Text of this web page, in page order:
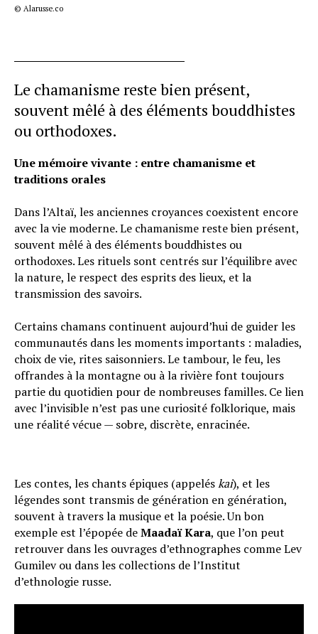
© Alarusse.co
Le chamanisme reste bien présent,
souvent mêlé à des éléments bouddhistes
ou orthodoxes.
Une mémoire vivante : entre chamanisme et
traditions orales
Dans l’Altaï, les anciennes croyances coexistent encore
avec la vie moderne. Le chamanisme reste bien présent,
souvent mêlé à des éléments bouddhistes ou
orthodoxes. Les rituels sont centrés sur l’équilibre avec
la nature, le respect des esprits des lieux, et la
transmission des savoirs.
Certains chamans continuent aujourd’hui de guider les
communautés dans les moments importants : maladies,
choix de vie, rites saisonniers. Le tambour, le feu, les
offrandes à la montagne ou à la rivière font toujours
partie du quotidien pour de nombreuses familles. Ce lien
avec l’invisible n’est pas une curiosité folklorique, mais
une réalité vécue — sobre, discrète, enracinée.
Les contes, les chants épiques (appeléskai), et les
légendes sont transmis de génération en génération,
souvent à travers la musique et la poésie. Un bon
exemple est l’épopée deMaadaï Kara, que l’on peut
retrouver dans les ouvrages d’ethnographes comme Lev
Gumilev ou dans les collections de l’Institut
d’ethnologie russe.